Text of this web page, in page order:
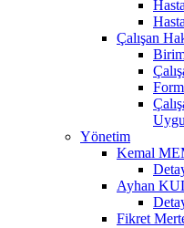
Çalışan
Yönetim
Kemal
Ayhan
Fikret